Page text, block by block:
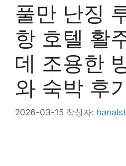
풀만 난징
항 호텔 활
데 조용한
와 숙박 후
2026-03-15 작성자: